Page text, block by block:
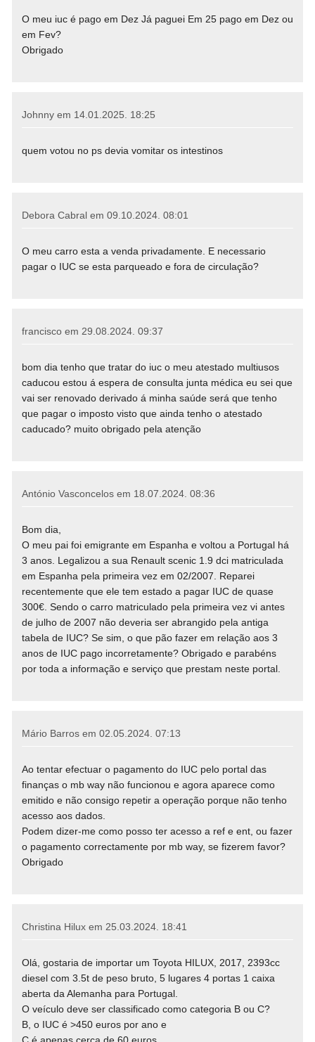
O meu iuc é pago em Dez Já paguei Em 25 pago em Dez ou
em Fev?
Obrigado
Johnny em 14.01.2025. 18:25
quem votou no ps devia vomitar os intestinos
Debora Cabral em 09.10.2024. 08:01
O meu carro esta a venda privadamente. E necessario
pagar o IUC se esta parqueado e fora de circulação?
francisco em 29.08.2024. 09:37
bom dia tenho que tratar do iuc o meu atestado multiusos
caducou estou á espera de consulta junta médica eu sei que
vai ser renovado derivado á minha saúde será que tenho
que pagar o imposto visto que ainda tenho o atestado
caducado? muito obrigado pela atenção
António Vasconcelos em 18.07.2024. 08:36
Bom dia,
O meu pai foi emigrante em Espanha e voltou a Portugal há
3 anos. Legalizou a sua Renault scenic 1.9 dci matriculada
em Espanha pela primeira vez em 02/2007. Reparei
recentemente que ele tem estado a pagar IUC de quase
300€. Sendo o carro matriculado pela primeira vez vi antes
de julho de 2007 não deveria ser abrangido pela antiga
tabela de IUC? Se sim, o que pão fazer em relação aos 3
anos de IUC pago incorretamente? Obrigado e parabéns
por toda a informação e serviço que prestam neste portal.
Mário Barros em 02.05.2024. 07:13
Ao tentar efectuar o pagamento do IUC pelo portal das
finanças o mb way não funcionou e agora aparece como
emitido e não consigo repetir a operação porque não tenho
acesso aos dados.
Podem dizer-me como posso ter acesso a ref e ent, ou fazer
o pagamento correctamente por mb way, se fizerem favor?
Obrigado
Christina Hilux em 25.03.2024. 18:41
Olá, gostaria de importar um Toyota HILUX, 2017, 2393cc
diesel com 3.5t de peso bruto, 5 lugares 4 portas 1 caixa
aberta da Alemanha para Portugal.
O veículo deve ser classificado como categoria B ou C?
B, o IUC é >450 euros por ano e
C é apenas cerca de 60 euros